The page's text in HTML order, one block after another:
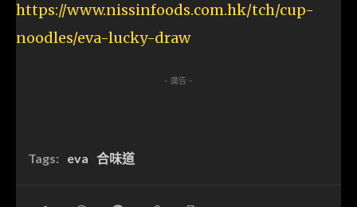
https://www.nissinfoods.com.hk/tch/cup-
noodles/eva-lucky-draw
- 廣告 -
Tags: eva 合味道